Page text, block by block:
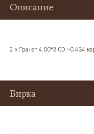
Описание
2 x Гранат 4.00*3.00 ~0.434
Бирка